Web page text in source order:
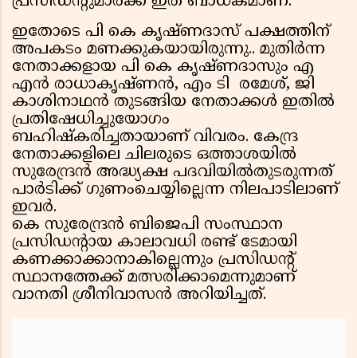
ഇതോടെ പി കെ കൃഷ്ണദാസ്‌ പക്ഷത്തിന്‌
അപകടം മണക്കുകയായിരുന്നു.. മുതിർന്ന
നേതാക്കളായ പി കെ കൃഷ്ണദാസും എ
എൻ രാധാകൃഷ്ണൻ, എം ടി രമേശ്‌, ജി
കാശിനാഥൻ തുടങ്ങിയ നേതാക്കൾ ഇതിൽ
പ്രതിഷേധിച്ചുയോഗം
ബഹിഷ്കരിച്ചതായാണ് വിവരം. കേന്ദ്ര
നേതാക്കളിലെ ചിലരുടെ ഒത്താശയിൽ
സുരേന്ദ്രൻ അദ്ധ്യക്ഷ പദവിയിൽതുടരുന്നത്‌
പാർടിക്ക്‌ ഗുണംചെയ്യില്ലെന്ന നിലപാടിലാണ്‌
ഇവർ.
കെ സുരേന്ദ്രൻ ബിജെപി സംസ്ഥാന
പ്രസിഡന്റായ കാലാവധി രണ്ട് ടേമായി
കണക്കാക്കാനാകില്ലെന്നും പ്രസിഡന്റ്‌
സ്ഥാനത്തേക്ക്‌ മത്സരിക്കാമെന്നുമാണ്‌
വാനതി ശ്രീനിവാസൻ അറിയിച്ചത്‌.